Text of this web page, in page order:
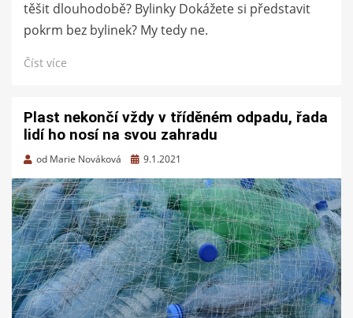
těšit dlouhodobě? Bylinky Dokážete si představit
pokrm bez bylinek? My tedy ne.
Číst více
Plast nekončí vždy v tříděném odpadu, řada
lidí ho nosí na svou zahradu
od Marie Nováková
Zveřejněno
9.1.2021